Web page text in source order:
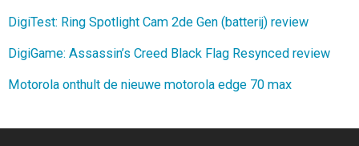
DigiTest: Ring Spotlight Cam 2de Gen (batterij) review
DigiGame: Assassin’s Creed Black Flag Resynced review
Motorola onthult de nieuwe motorola edge 70 max